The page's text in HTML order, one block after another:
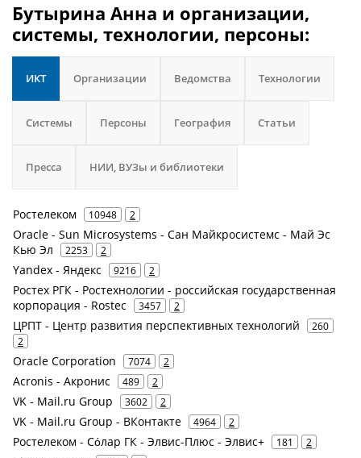
Бутырина Анна и организации,
системы, технологии, персоны:
ИКТ Организации Ведомства Технологии
Системы Персоны География Статьи
Пресса НИИ, ВУЗы и библиотеки
Ростелеком 10948 2
Oracle - Sun Microsystems - Сан Майкросистемс - Май Эс
Кью Эл
2253 2
Yandex - Яндекс 9216 2
Ростех РГК - Ростехнологии - российская государственная
корпорация - Rostec
3457 2
ЦРПТ - Центр развития перспективных технологий
260
2
Oracle Corporation 7074 2
Acronis - Акронис 489 2
VK - Mail.ru Group 3602 2
VK - Mail.ru Group - ВКонтакте 4964 2
Ростелеком - Сόлар ГК - Элвис-Плюс - Элвис+ 181 2